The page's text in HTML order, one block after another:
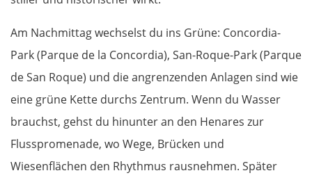
Am Nachmittag wechselst du ins Grüne: Concordia-
Park (Parque de la Concordia), San-Roque-Park (Parque
de San Roque) und die angrenzenden Anlagen sind wie
eine grüne Kette durchs Zentrum. Wenn du Wasser
brauchst, gehst du hinunter an den Henares zur
Flusspromenade, wo Wege, Brücken und
Wiesenflächen den Rhythmus rausnehmen. Später